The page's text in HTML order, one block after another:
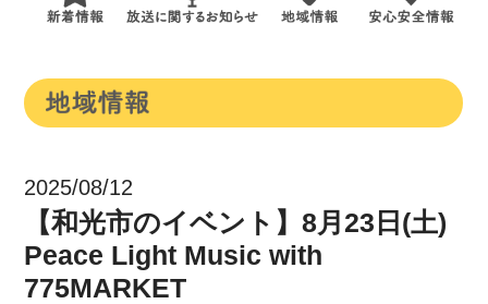
2025/08/12
【和光市のイベント】8月23日(土)
Peace Light Music with
775MARKET